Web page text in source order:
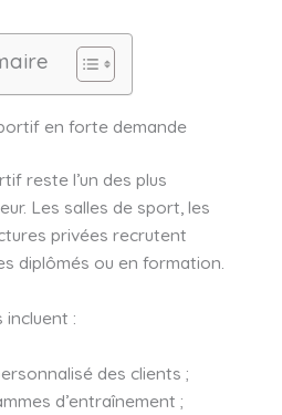
en forte demande
reste l’un des plus
Les salles de sport, les
privées recrutent
diplômés ou en formation.
incluent :
des clients ;
d’entraînement ;